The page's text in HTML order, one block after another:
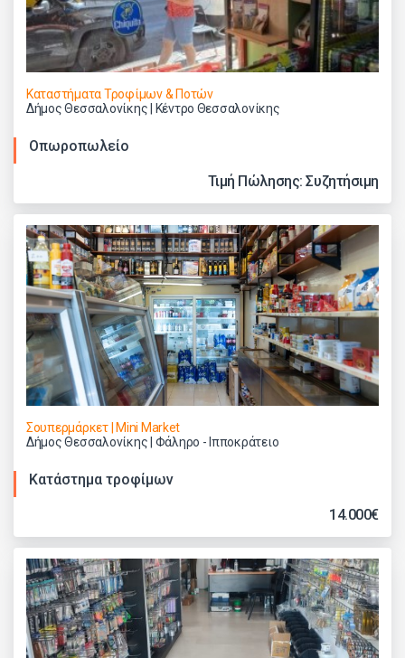
Καταστήματα Τροφίμων & Ποτών
Δήμος Θεσσαλονίκης | Κέντρο Θεσσαλονίκης
Οπωροπωλείο
Τιμή Πώλησης: Συζητήσιμη
Σουπερμάρκετ | Mini Market
Δήμος Θεσσαλονίκης | Φάληρο - Ιπποκράτειο
Κατάστημα τροφίμων
14.000€